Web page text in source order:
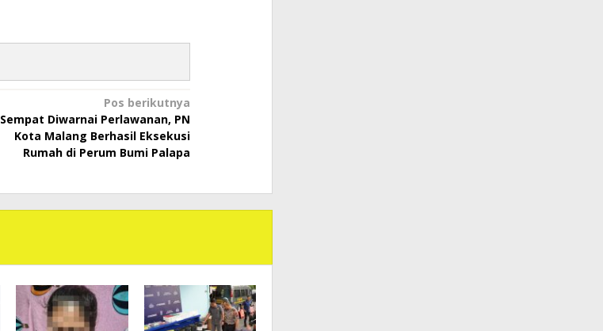
Pos berikutnya
Sempat Diwarnai Perlawanan, PN
Kota Malang Berhasil Eksekusi
Rumah di Perum Bumi Palapa